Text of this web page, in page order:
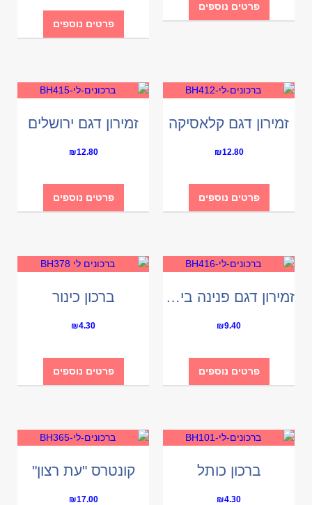
פרטים נוספים
פרטים נוספים
זמירון דגם קלאסיקה
₪12.80
פרטים נוספים
זמירון דגם ירושלים
₪12.80
פרטים נוספים
זמירון דגם פנינה בינוני
₪9.40
פרטים נוספים
ברכון כינור
₪4.30
פרטים נוספים
ברכון כותל
₪4.30
קונטרס "עת רצון"
₪17.00